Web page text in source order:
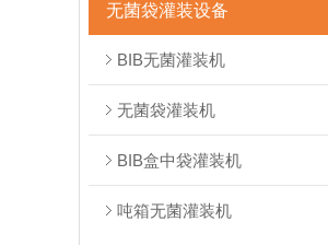
无菌袋灌装设备
BIB无菌灌装机
无菌袋灌装机
BIB盒中袋灌装机
吨箱无菌灌装机